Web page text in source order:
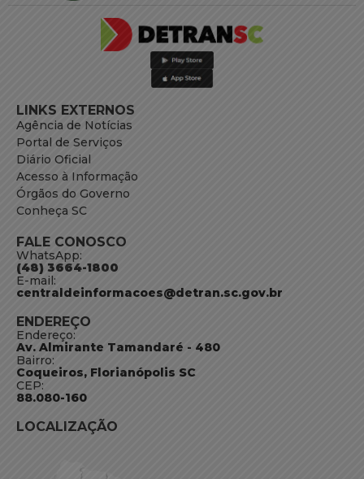
LINKS EXTERNOS
Agência de Notícias
Portal de Serviços
Diário Oficial
Acesso à Informação
Órgãos do Governo
Conheça SC
FALE CONOSCO
WhatsApp:
(48) 3664-1800
E-mail:
centraldeinformacoes@detran.sc.gov.br
ENDEREÇO
Endereço:
Av. Almirante Tamandaré - 480
Bairro:
Coqueiros, Florianópolis SC
CEP:
88.080-160
LOCALIZAÇÃO